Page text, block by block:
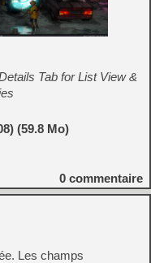
Tab for List View &
(59.8 Mo)
0 commentaire
Les champs